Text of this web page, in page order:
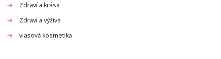
Zdraví a krása
Zdraví a výživa
vlasová kosmetika